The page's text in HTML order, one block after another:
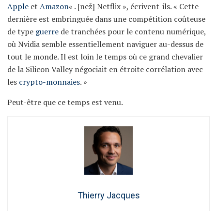
Apple et Amazon« . [než] Netflix », écrivent-ils. « Cette
dernière est embringuée dans une compétition coûteuse
de type guerre de tranchées pour le contenu numérique,
où Nvidia semble essentiellement naviguer au-dessus de
tout le monde. Il est loin le temps où ce grand chevalier
de la Silicon Valley négociait en étroite corrélation avec
les crypto-monnaies. »
Peut-être que ce temps est venu.
Thierry Jacques